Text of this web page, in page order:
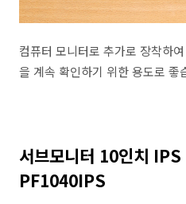
컴퓨터 모니터로 추가로 장착하
을 계속 확인하기 위한 용도로 좋
서브모니터 10인치 IPS
PF1040IPS